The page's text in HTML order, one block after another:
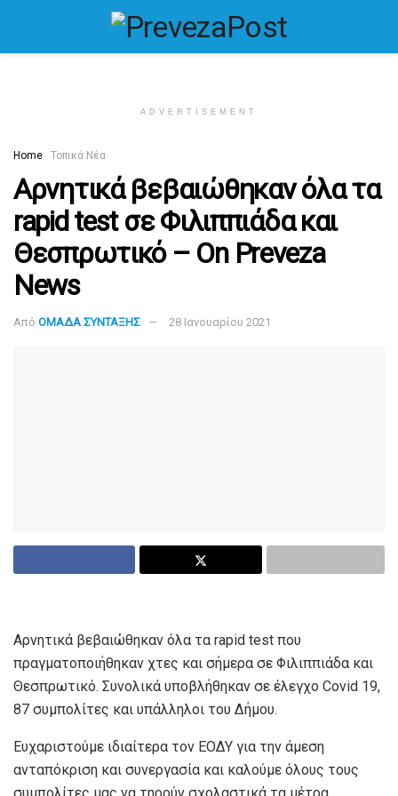
ADVERTISEMENT
Home Τοπικά Νέα
Αρνητικά βεβαιώθηκαν όλα τα
rapid test σε Φιλιππιάδα και
Θεσπρωτικό – On Preveza
News
Από ΟΜΑΔΑ ΣΥΝΤΑΞΗΣ 28 Ιανουαρίου 2021
Αρνητικά βεβαιώθηκαν όλα τα rapid test που
πραγματοποιήθηκαν χτες και σήμερα σε Φιλιππιάδα και
Θεσπρωτικό. Συνολικά υποβλήθηκαν σε έλεγχο Covid 19,
87 συμπολίτες και υπάλληλοι του Δήμου.
Ευχαριστούμε ιδιαίτερα τον ΕΟΔΥ για την άμεση
ανταπόκριση και συνεργασία και καλούμε όλους τους